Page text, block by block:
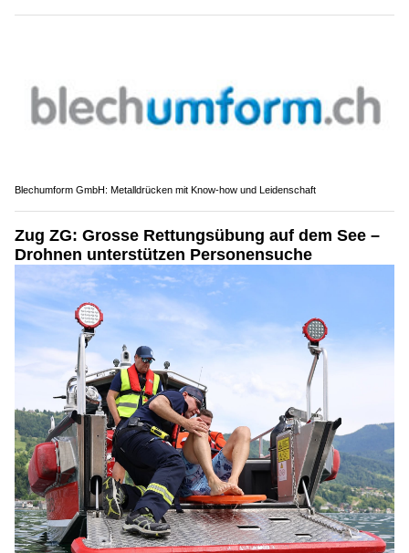
Blechumform GmbH: Metalldrücken mit Know-how und Leidenschaft
Zug ZG: Grosse Rettungsübung auf dem See –
Drohnen unterstützen Personensuche